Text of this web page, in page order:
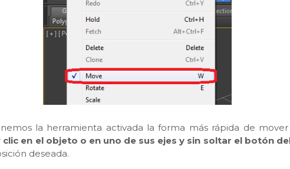
la herramienta activada la forma más rápida de
clic en el objeto o en uno de sus ejes y sin soltar el botón
deseada.